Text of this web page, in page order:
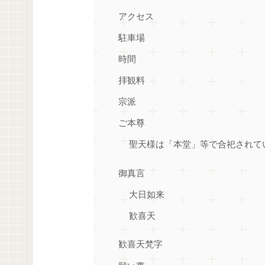
アクセス
駐車場
時間
拝観料
宗派
ご本尊
聖天様は「本堂」等で合祀されて
御真言
大日如来
歓喜天
歓喜天梵字